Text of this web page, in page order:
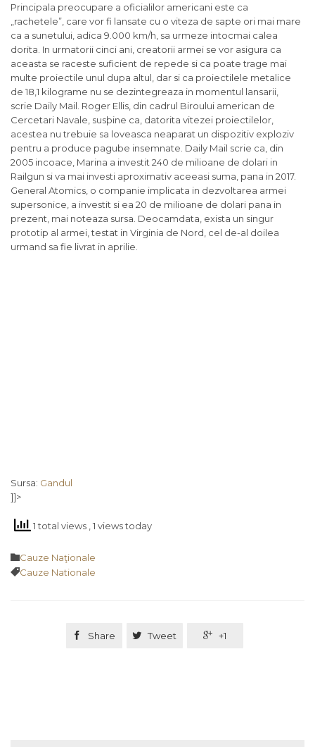
Principala preocupare a oficialilor americani este ca
„rachetele”, care vor fi lansate cu o viteza de sapte ori mai mare
ca a sunetului, adica 9.000 km/h, sa urmeze intocmai calea
dorita. In urmatorii cinci ani, creatorii armei se vor asigura ca
aceasta se raceste suficient de repede si ca poate trage mai
multe proiectile unul dupa altul, dar si ca proiectilele metalice
de 18,1 kilograme nu se dezintegreaza in momentul lansarii,
scrie Daily Mail. Roger Ellis, din cadrul Biroului american de
Cercetari Navale, susþine ca, datorita vitezei proiectilelor,
acestea nu trebuie sa loveasca neaparat un dispozitiv exploziv
pentru a produce pagube insemnate. Daily Mail scrie ca, din
2005 incoace, Marina a investit 240 de milioane de dolari in
Railgun si va mai investi aproximativ aceeasi suma, pana in 2017.
General Atomics, o companie implicata in dezvoltarea armei
supersonice, a investit si ea 20 de milioane de dolari pana in
prezent, mai noteaza sursa. Deocamdata, exista un singur
prototip al armei, testat in Virginia de Nord, cel de-al doilea
urmand sa fie livrat in aprilie.
Sursa: Gandul
]]>
1 total views , 1 views today
Category
Cauze Naţionale
Tags
Cauze Nationale
 Share  Tweet  +1